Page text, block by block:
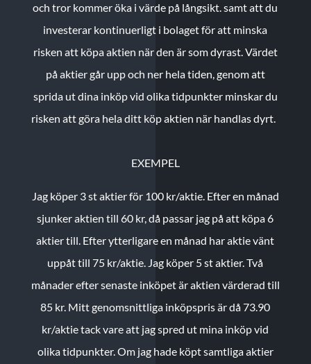
och tror kommer öka i värde på långsikt. samt att du
investerar kontinuerligt i bolaget för att minska
risken att köpa aktien när den är som dyrast. Värdet
på aktier går upp och ner hela tiden, genom att
sprida ut dina inköp vid olika tidpunkter minskar du
risken att göra hela ditt köp aktien när handlas dyrt.
EXEMPEL
Jag köper 3 st aktier för 100 kr/aktie. Efter en månad
sjunker aktien till 60 kr, då passar jag på att köpa 6
aktier till. Efter ytterligare en månad har aktie vänt
uppåt till 75 kr/aktie. Jag köper 5 st aktier.Två
månader efter senaste inköpet är aktien värderad till
85 kr. Mitt genomsnittliga inköpspris är då 73.90
kr/aktie tack vare att jag spred ut mina inköp vid
olika tidpunkter. Om jag hade köpt samtliga aktier